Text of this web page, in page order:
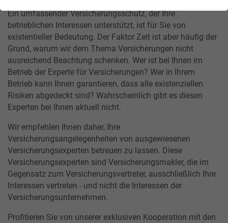
Ein umfassender Versicherungsschutz, der Ihre
betrieblichen Interessen unterstützt, ist für Sie von
existentieller Bedeutung. Der Faktor Zeit ist aber häufig der
Grund, warum wir dem Thema Versicherungen nicht
ausreichend Beachtung schenken. Wer ist bei Ihnen im
Betrieb der Experte für Versicherungen? Wer in Ihrem
Betrieb kann Ihnen garantieren, dass alle existenziellen
Risiken abgedeckt sind? Wahrscheinlich gibt es diesen
Experten bei Ihnen aktuell nicht.
Wir empfehlen Ihnen daher, Ihre
Versicherungsangelegenheiten von ausgewiesenen
Versicherungsexperten betreuen zu lassen. Diese
Versicherungsexperten sind Versicherungsmakler, die im
Gegensatz zum Versicherungsvertreter, ausschließlich Ihre
Interessen vertreten - und nicht die Interessen der
Versicherungsunternehmen.
Profitieren Sie von unserer exklusiven Kooperation mit den